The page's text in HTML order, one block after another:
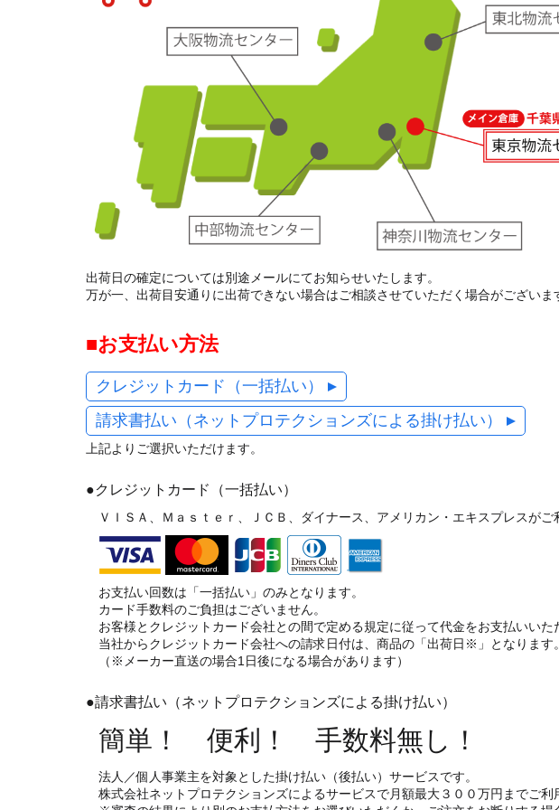
出荷日の確定については別途メールにてお知らせいたします。
万が一、出荷目安通りに出荷できない場合はご相談させていただく場合がございま
お支払い方法
クレジットカード（一括払い）
請求書払い（ネットプロテクションズによる掛け払い）
上記よりご選択いただけます。
●クレジットカード（一括払い）
ＶＩＳＡ、Ｍａｓｔｅｒ、ＪＣＢ、ダイナース、アメリカン・エキスプレスがご
お支払い回数は「一括払い」のみとなります。
カード手数料のご負担はございません。
お客様とクレジットカード会社との間で定める規定に従って代金をお支払いいた
当社からクレジットカード会社への請求日付は、商品の「出荷日※」となります
（※メーカー直送の場合1日後になる場合があります）
●請求書払い（ネットプロテクションズによる掛け払い）
簡単！ 便利！ 手数料無し！
法人／個人事業主を対象とした掛け払い（後払い）サービスです。
株式会社ネットプロテクションズによるサービスで月額最大３００万円までご